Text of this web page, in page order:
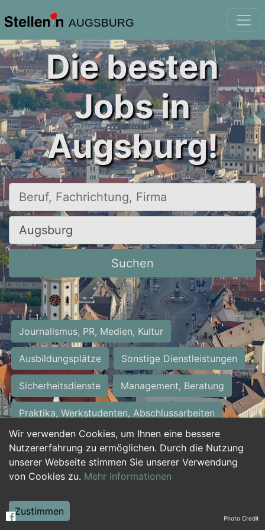
AUGSBURG
Wir verwenden Cookies, um Ihnen eine bessere
Nutzererfahrung zu ermöglichen. Durch die Nutzung
unserer Webseite stimmen Sie unserer Verwendung
von Cookies zu. Mehr Informationen
Zustimmen
Die besten
Jobs in
Augsburg!
Beruf, Fachrichtung, Firma
Ort, Stadt
Suchen
Journalismus, PR, Medien, Kultur
Ausbildungsplätze Sonstige Dienstleistungen
Sicherheitsdienste Management, Beratung
Praktika, Werkstudenten, Abschlussarbeiten
Personalwesen Assistenz, Sekretariat
Hilfskräfte, Aushilfs- und Nebenjobs
Weiterbildung, Studium, duale Ausbildung Photo Credit